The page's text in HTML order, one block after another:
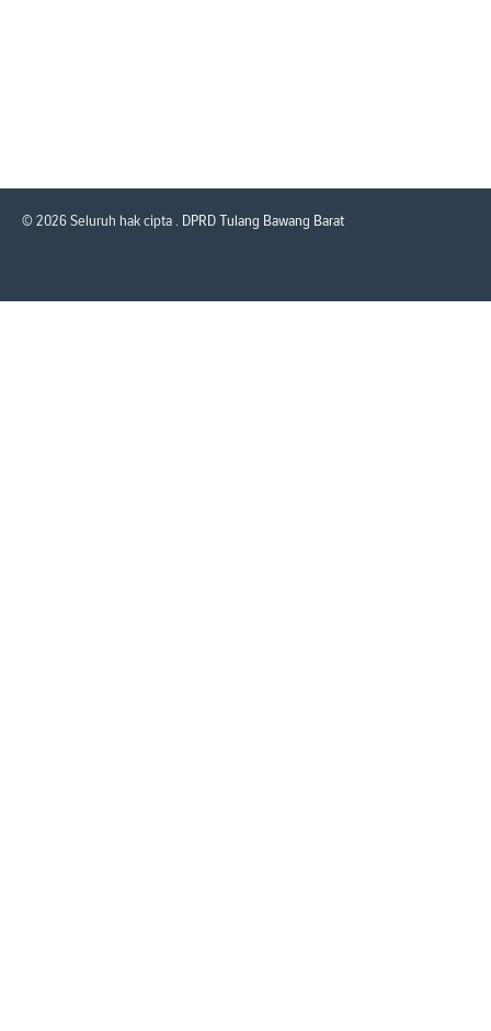
© 2026 Seluruh hak cipta . DPRD Tulang Bawang Barat